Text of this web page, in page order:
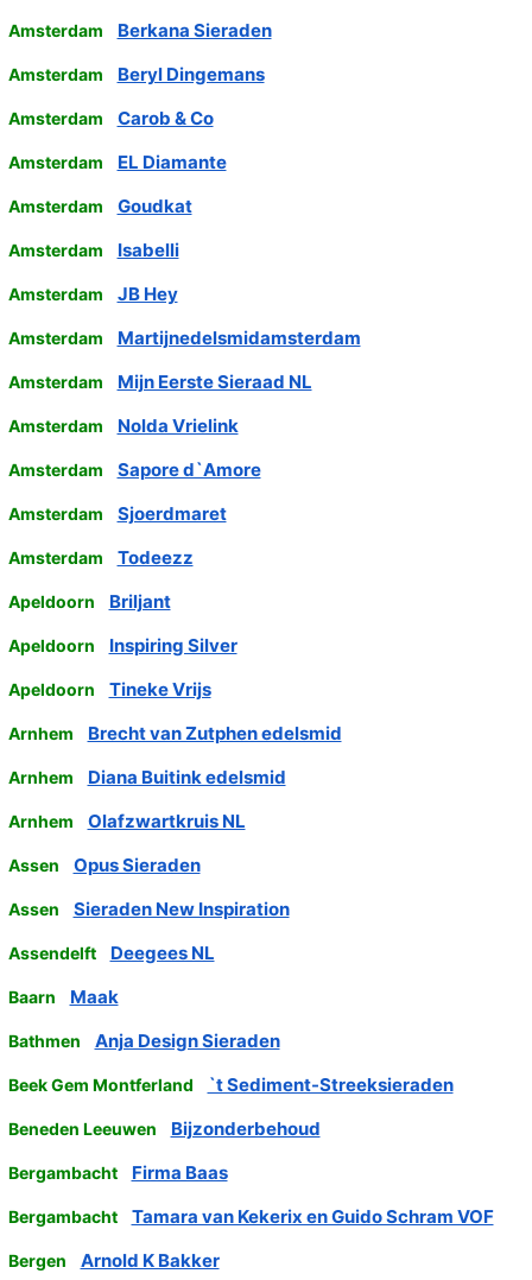
Amsterdam Berkana Sieraden
Amsterdam Beryl Dingemans
Amsterdam Carob & Co
Amsterdam EL Diamante
Amsterdam Goudkat
Amsterdam Isabelli
Amsterdam JB Hey
Amsterdam Martijnedelsmidamsterdam
Amsterdam Mijn Eerste Sieraad NL
Amsterdam Nolda Vrielink
Amsterdam Sapore d`Amore
Amsterdam Sjoerdmaret
Amsterdam Todeezz
Apeldoorn Briljant
Apeldoorn Inspiring Silver
Apeldoorn Tineke Vrijs
Arnhem Brecht van Zutphen edelsmid
Arnhem Diana Buitink edelsmid
Arnhem Olafzwartkruis NL
Assen Opus Sieraden
Assen Sieraden New Inspiration
Assendelft Deegees NL
Baarn Maak
Bathmen Anja Design Sieraden
Beek Gem Montferland `t Sediment-Streeksieraden
Beneden Leeuwen Bijzonderbehoud
Bergambacht Firma Baas
Bergambacht Tamara van Kekerix en Guido Schram VOF
Bergen Arnold K Bakker